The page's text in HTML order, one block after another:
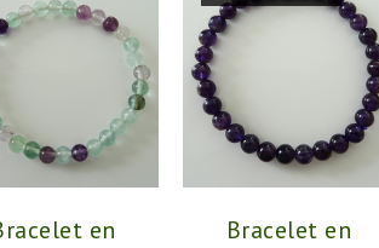
en
Bracelet en